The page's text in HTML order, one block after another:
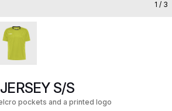
1 / 3
S/S
pockets and a printed logo